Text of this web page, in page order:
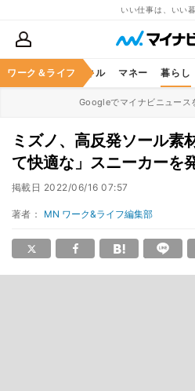
いい仕事は、いい
ワーク＆ライフ
ア ビジネススキル マネー 暮らし
Googleでマイナビニュース
ミズノ、高反発ソール素
て快適な」スニーカーを
掲載日 2022/06/16 07:57
著者： MN ワーク&ライフ編集部